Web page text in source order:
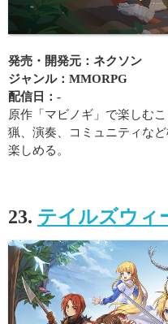
発売・開発元：ネクソン
ジャンル：MMORPG
配信日：-
原作「マビノギ」で楽しむ
猟、演奏、コミュニティな
楽しめる。
23. テイルズウィ